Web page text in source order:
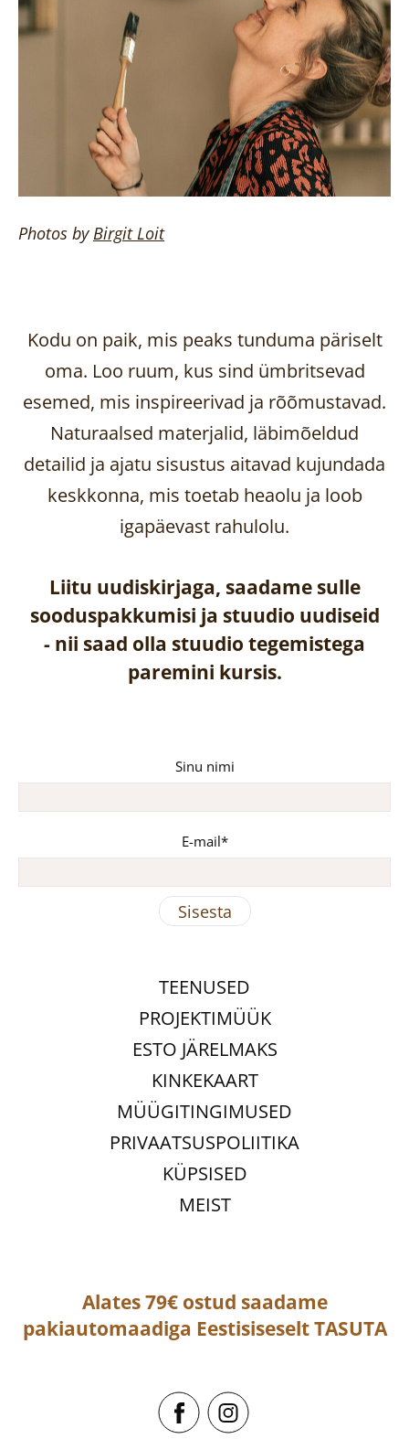
Photos byBirgitLoit
Kodu on paik, mis peaks tunduma päriselt
oma. Loo ruum, kus sind ümbritsevad
esemed, mis inspireerivad ja rõõmustavad.
Naturaalsed materjalid, läbimõeldud
detailid ja ajatu sisustus aitavad kujundada
keskkonna, mis toetab heaolu ja loob
igapäevast rahulolu.
Liitu uudiskirjaga, saadame sulle
sooduspakkumisi ja stuudio uudiseid
- nii saad olla stuudio tegemistega
paremini kursis.
Sinu nimi
E-mail
TEENUSED
PROJEKTIMÜÜK
ESTO JÄRELMAKS
KINKEKAART
MÜÜGITINGIMUSED
PRIVAATSUSPOLIITIKA
KÜPSISED
MEIST
Alates 79€ ostud saadame
pakiautomaadiga EestisiseseltTASUTA